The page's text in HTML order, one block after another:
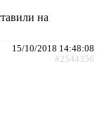
на
15/10/2018 14:48:08
#2544356